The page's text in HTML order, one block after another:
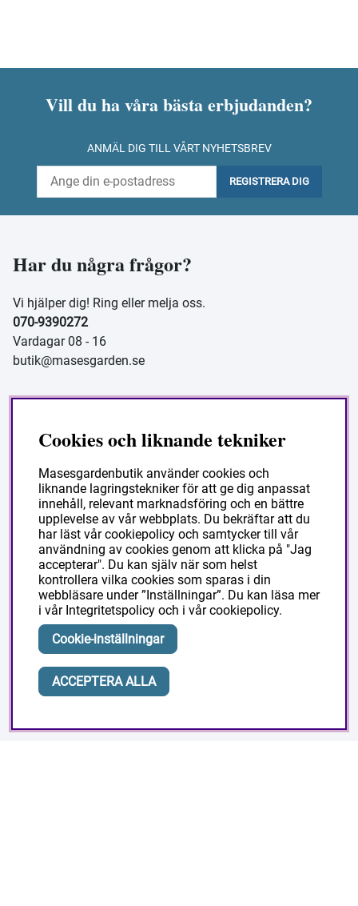
Vill du ha våra bästa erbjudanden?
ANMÄL DIG TILL VÅRT NYHETSBREV
REGISTRERA DIG
Har du några frågor?
Vi hjälper dig! Ring eller melja oss.
070-9390272
Vardagar 08 - 16
butik@masesgarden.se
Information
Frakt och leverans
Köpvillkor
Så handlar du
Vanliga frågor
Om Masesgården
Ditt konto
Logga in
Skapa konto
Cookies och liknande tekniker
Masesgardenbutik använder cookies och
liknande lagringstekniker för att ge dig anpassat
innehåll, relevant marknadsföring och en bättre
upplevelse av vår webbplats. Du bekräftar att du
har läst vår cookiepolicy och samtycker till vår
användning av cookies genom att klicka på "Jag
accepterar". Du kan själv när som helst
kontrollera vilka cookies som sparas i din
webbläsare under ”Inställningar”. Du kan läsa mer
i vår Integritetspolicy och i vårcookiepolicy.
Cookie-inställningar
ACCEPTERA ALLA